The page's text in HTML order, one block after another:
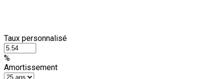
Taux personnalisé
%
Amortissement